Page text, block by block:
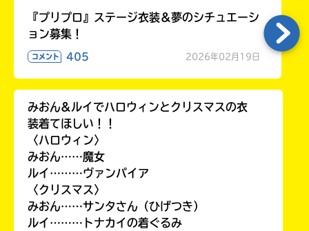
『プリプロ』ステージ衣装＆夢のシチュエーシ
ョン募集！
コメント 405 2026年02月19日
みおん&ルイでハロウィンとクリスマスの衣
装着てほしい！！
〈ハロウィン〉
みおん……魔女
ルイ………ヴァンパイア
〈クリスマス〉
みおん……サンタさん（ひげつき）
ルイ………トナカイの着ぐるみ